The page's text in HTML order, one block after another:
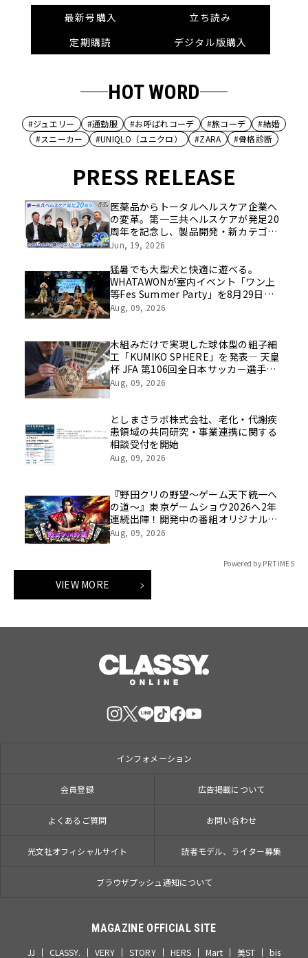
最新号購入
立ち読み
定期購読
デジタル版購入
HOT WORD
#ジュエリー #通勤服 #お呼ばれコーデ #旅コーデ
#結婚
#スニーカー
#UNIQLO（ユニクロ） #ZARA #骨格診断
PRESS RELEASE
医薬品からトータルヘルスケア企業へ
の変革。第一三共ヘルスケアが発足20
周年を記念し、製品開発・新カテゴリ
挑戦の舞台や旧社統合時のエピソード
像を公開！
Jun, 19, 2026
猛暑でも大型犬と快適に遊べる。
WHATAWONが室内イベント「ワン上
等Fes Summer Party」を8月29日開
催
Aug, 09, 2026
木組みだけで実現した球体型の組子細
工「KUMIKO SPHERE」を発表― 天皇
杯 JFA 第106回全日本サッカー選手権
大会の公式ビジュアルにも採用 ―
Aug, 09, 2026
としまさラボ株式会社、老化・代謝疾
患領域の共同研究・事業連携に関する
相談受付を開始
Aug, 09, 2026
『野田クリの野望～ゲーム天下統一へ
の道～』東京ゲームショウ2026へ2年
連続出陣！開発中の番組オリジナルゲ
ームを世界最速体験！失敗したら即
Aug, 09, 2026
Powered by PR TIMES
VIEW MORE
インフォメーション
会員登録 広告掲載について
よくあるご質問 お問い合わせ
光文社オフィシャルサイト 読者モデル、ライター募集
ブラウザプッシュ通知について
MAGAZINE OFFICIAL SITE
JJ CLASSY. VERY STORY HERS Mart 美ST bis